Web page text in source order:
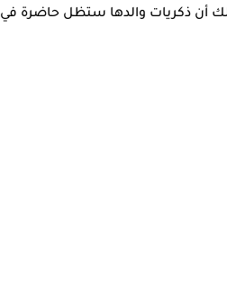
أن ذكريات والدها ستظل حاضرة في